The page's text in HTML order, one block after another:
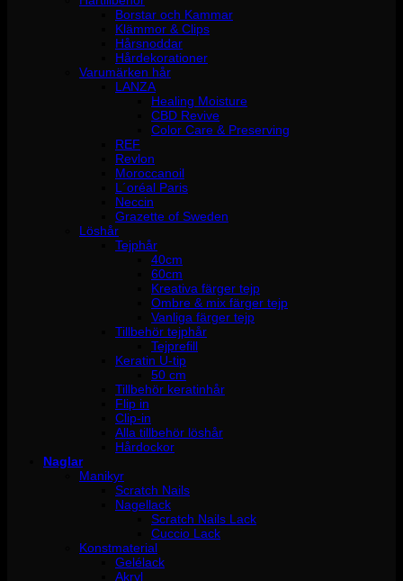
Borstar och Kammar
Klämmor & Clips
Hårsnoddar
Hårdekorationer
Varumärken hår
LANZA
Healing Moisture
CBD Revive
Color Care & Preserving
REF
Revlon
Moroccanoil
L´oréal Paris
Neccin
Grazette of Sweden
Löshår
Tejphår
40cm
60cm
Kreativa färger tejp
Ombre & mix färger tejp
Vanliga färger tejp
Tillbehör tejphår
Tejprefill
Keratin U-tip
50 cm
Tillbehör keratinhår
Flip in
Clip-in
Alla tillbehör löshår
Hårdockor
Naglar
Manikyr
Scratch Nails
Nagellack
Scratch Nails Lack
Cuccio Lack
Konstmaterial
Gelélack
Akryl